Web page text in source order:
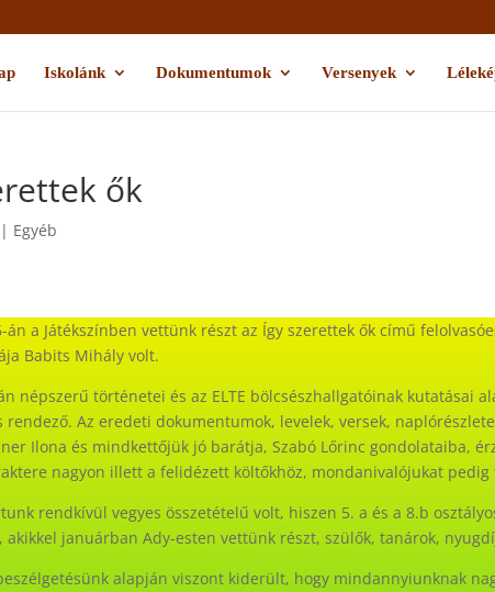
Iskolánk Dokumentumok Versenyek
ők
| Egyéb
án a Játékszínben vettünk részt az Így szerettek ők című
Babits Mihály volt.
népszerű történetei és az ELTE bölcsészhallgatóinak kutatásai
rendező. Az eredeti dokumentumok, levelek, versek,
Ilona és mindkettőjük jó barátja, Szabó Lőrinc gondolataiba,
nagyon illett a felidézett költőkhöz, mondanivalójukat
rendkívül vegyes összetételű volt, hiszen 5. a és a 8.b
akikkel januárban Ady-esten vettünk részt, szülők, tanárok,
alapján viszont kiderült, hogy mindannyiunknak